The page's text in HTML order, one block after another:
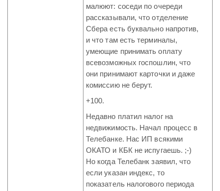
малюют: соседи по очереди
рассказывали, что отделение
Сбера есть буквально напротив,
и что там есть терминалы,
умеющие принимать оплату
всевозможных госпошлин, что
они принимают карточки и даже
комиссию не берут.
+100.
Недавно платил налог на
недвижимость. Начал процесс в
Телебанке. Нас ИП всякими
ОКАТО и КБК не испугаешь. ;-)
Но когда Телебанк заявил, что
если указан индекс, то
показатель налогового периода